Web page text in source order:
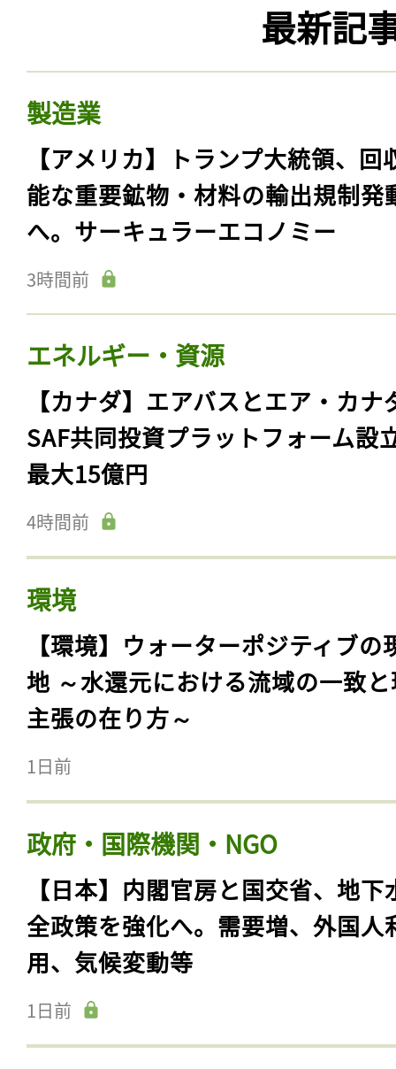
最新記
製造業
【アメリカ】トランプ大統領、回
能な重要鉱物・材料の輸出規制発
へ。サーキュラーエコノミー
3時間前
エネルギー・資源
【カナダ】エアバスとエア・カナ
SAF共同投資プラットフォーム設
最大15億円
4時間前
環境
【環境】ウォーターポジティブの
地 ～水還元における流域の一致
主張の在り方～
1日前
政府・国際機関・NGO
【日本】内閣官房と国交省、地下
全政策を強化へ。需要増、外国人
用、気候変動等
1日前